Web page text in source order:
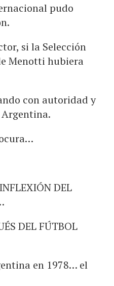
pudo
si la Selección
Menotti hubiera
con autoridad y
DEL
DEL FÚTBOL
en 1978… el